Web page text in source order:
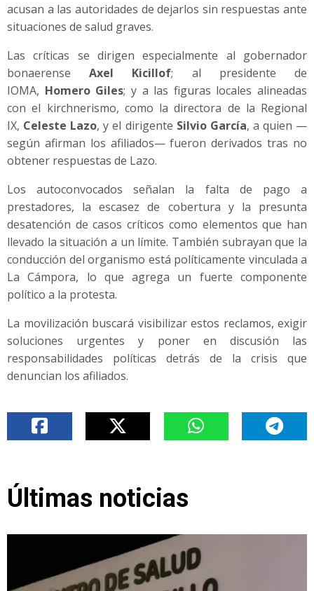
acusan a las autoridades de dejarlos sin respuestas ante
situaciones de salud graves.
Las críticas se dirigen especialmente al gobernador
bonaerenseAxel Kicillof; al presidente de
IOMA, Homero Giles; y a las figuras locales alineadas
con el kirchnerismo, como la directora de la Regional
IX, Celeste Lazo, y el dirigente Silvio García, a quien —
según afirman los afiliados— fueron derivados tras no
obtener respuestas de Lazo.
Los autoconvocados señalan la falta de pago a
prestadores, la escasez de cobertura y la presunta
desatención de casos críticos como elementos que han
llevado la situación a un límite. También subrayan que la
conducción del organismo está políticamente vinculada a
La Cámpora, lo que agrega un fuerte componente
político a la protesta.
La movilización buscará visibilizar estos reclamos, exigir
soluciones urgentes y poner en discusión las
responsabilidades políticas detrás de la crisis que
denuncian los afiliados.
Últimas noticias